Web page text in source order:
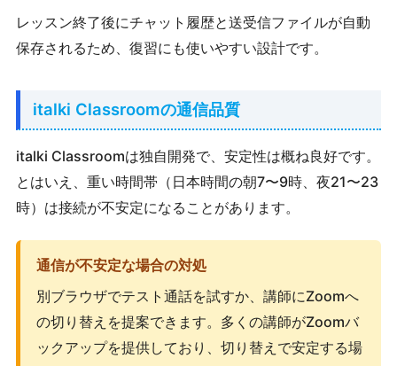
レッスン終了後にチャット履歴と送受信ファイルが自動
保存されるため、復習にも使いやすい設計です。
italki Classroomの通信品質
italki Classroomは独自開発で、安定性は概ね良好です。
とはいえ、重い時間帯（日本時間の朝7〜9時、夜21〜23
時）は接続が不安定になることがあります。
通信が不安定な場合の対処
別ブラウザでテスト通話を試すか、講師にZoomへ
の切り替えを提案できます。多くの講師がZoomバ
ックアップを提供しており、切り替えで安定する場